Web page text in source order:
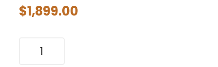
$1,899.00